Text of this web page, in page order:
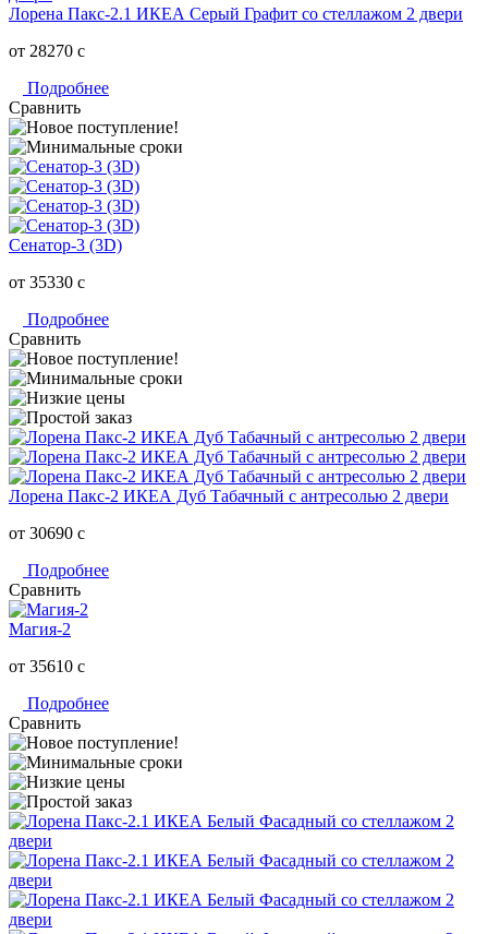
Лорена Пакс-2.1 ИКЕА Серый Графит со стеллажом 2 двери
от 28270 c
Подробнее
Сравнить
Сенатор-3 (3D)
от 35330 c
Подробнее
Сравнить
Лорена Пакс-2 ИКЕА Дуб Табачный с антресолью 2 двери
от 30690 c
Подробнее
Сравнить
Магия-2
от 35610 c
Подробнее
Сравнить